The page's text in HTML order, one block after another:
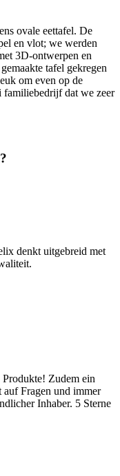
ovale eettafel. De
en vlot; we werden
3D-ontwerpen en
tafel gekregen
om even op de
dat we zeer
denkt uitgebreid met
Zudem ein
auf Fragen und immer
Inhaber. 5 Sterne